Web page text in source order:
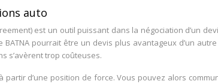
auto
est un outil puissant dans la négociation d’un
BATNA pourrait être un devis plus avantageux d’un
s’avèrent trop coûteuses.
partir d’une position de force. Vous pouvez alors